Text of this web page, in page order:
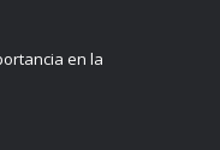
en la